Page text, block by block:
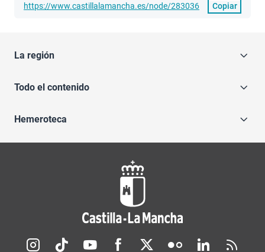
https://www.castillalamancha.es/node/283036
Copiar
La región
Todo el contenido
Hemeroteca
Redes sociales JCCM